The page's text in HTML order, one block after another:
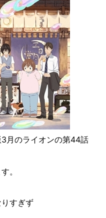
月のライオンの第44話
。
すぎず